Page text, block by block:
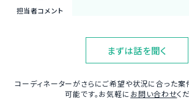
担当者コメント
まずは話を聞く
コーディネーターがさらにご希望や状況に合った案
可能です。お気軽に お問い合わせく